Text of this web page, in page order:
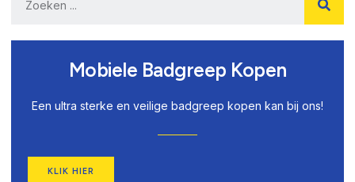
Mobiele Badgreep Kopen
Een ultra sterke en veilige badgreep kopen kan bij ons!
KLIK HIER